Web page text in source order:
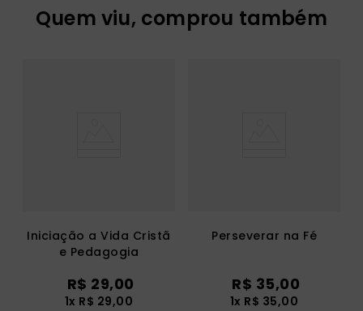
Quem viu, comprou também
Iniciação a Vida Cristã
e Pedagogia
R$ 29,00
1x R$ 29,00
Perseverar na Fé
R$ 35,00
1x R$ 35,00